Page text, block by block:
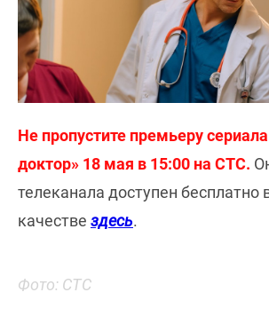
Не пропустите премьеру
доктор» 18 мая в 15:00 на СТС.
телеканала доступен бесплатно
качестве здесь.
Фото: СТС